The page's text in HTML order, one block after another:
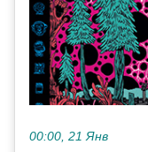
00:00, 21 Янв